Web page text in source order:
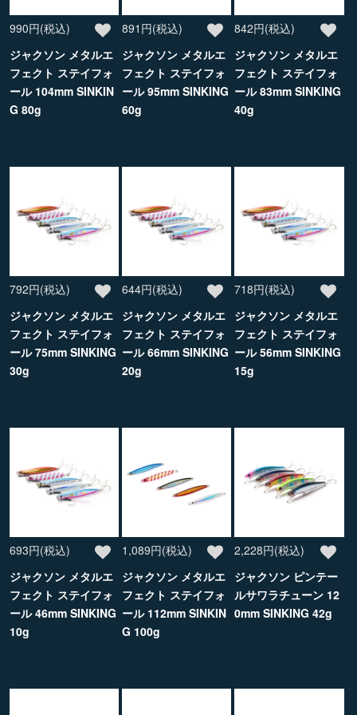
990円(税込)
ジャクソン メタルエ
フェクト ステイフォ
ール 104mm SINKIN
G 80g
891円(税込)
ジャクソン メタルエ
フェクト ステイフォ
ール 95mm SINKING
60g
842円(税込)
ジャクソン メタルエ
フェクト ステイフォ
ール 83mm SINKING
40g
792円(税込)
ジャクソン メタルエ
フェクト ステイフォ
ール 75mm SINKING
30g
644円(税込)
ジャクソン メタルエ
フェクト ステイフォ
ール 66mm SINKING
20g
718円(税込)
ジャクソン メタルエ
フェクト ステイフォ
ール 56mm SINKING
15g
693円(税込)
ジャクソン メタルエ
フェクト ステイフォ
ール 46mm SINKING
10g
1,089円(税込)
ジャクソン メタルエ
フェクト ステイフォ
ール 112mm SINKIN
G 100g
2,228円(税込)
ジャクソン ピンテー
ルサワラチューン 12
0mm SINKING 42g